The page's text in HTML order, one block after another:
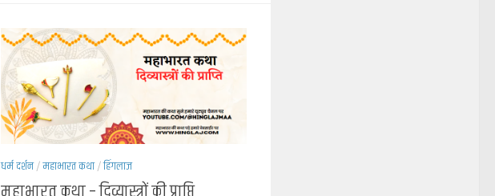
धर्म दर्शन/महाभारत कथा/हिंगलाज